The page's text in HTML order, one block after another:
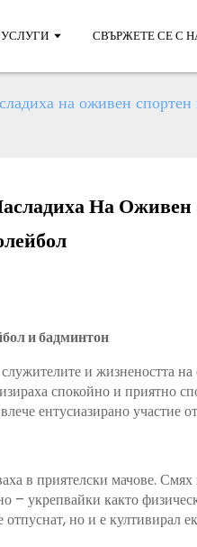
УСЛУГИ СВЪРЖЕТЕ СЕ С
на оживен
На
и бадминтон
и жизнеността
спокойно и приятно
ентусиазирано участие
в приятелски мачове.
– укрепвайки както
но и е култивирал